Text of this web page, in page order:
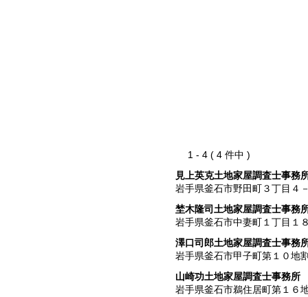
1 - 4 ( 4 件中 )
見上英克土地家屋調査士事務
岩手県釜石市野田町３丁目４
埜木隆司土地家屋調査士事務
岩手県釜石市中妻町１丁目１
澤口司郎土地家屋調査士事務
岩手県釜石市甲子町第１０地
山崎功土地家屋調査士事務所
岩手県釜石市鵜住居町第１６